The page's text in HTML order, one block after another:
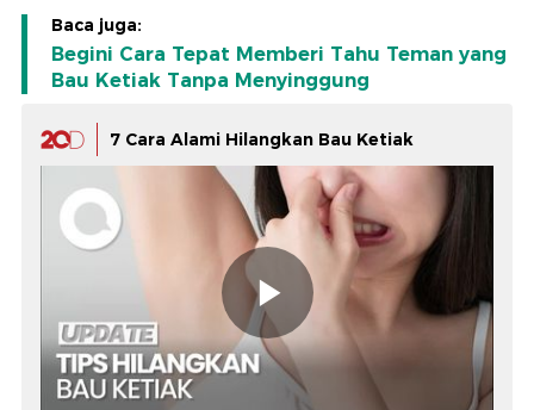
Baca juga:
Begini Cara Tepat Memberi Tahu Teman yang
Bau Ketiak Tanpa Menyinggung
7 Cara Alami Hilangkan Bau Ketiak